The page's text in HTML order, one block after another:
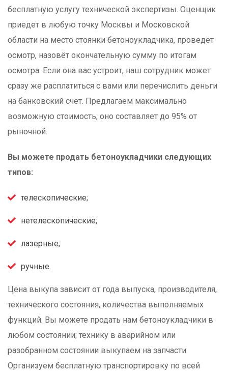
бесплатную услугу технической экспертизы. Оценщик
приедет в любую точку Москвы и Московской
области на место стоянки бетоноукладчика, проведёт
осмотр, назовёт окончательную сумму по итогам
осмотра. Если она вас устроит, наш сотрудник может
сразу же расплатиться с вами или перечислить деньги
на банковский счёт. Предлагаем максимально
возможную стоимость, оно составляет до 95% от
рыночной.
Вы можете продать бетоноукладчики следующих
типов:
телескопические;
нетелескопические;
лазерные;
ручные.
Цена выкупа зависит от года выпуска, производителя,
технического состояния, количества выполняемых
функций. Вы можете продать нам бетоноукладчики в
любом состоянии; технику в аварийном или
разобранном состоянии выкупаем на запчасти.
Организуем бесплатную транспортировку по всей